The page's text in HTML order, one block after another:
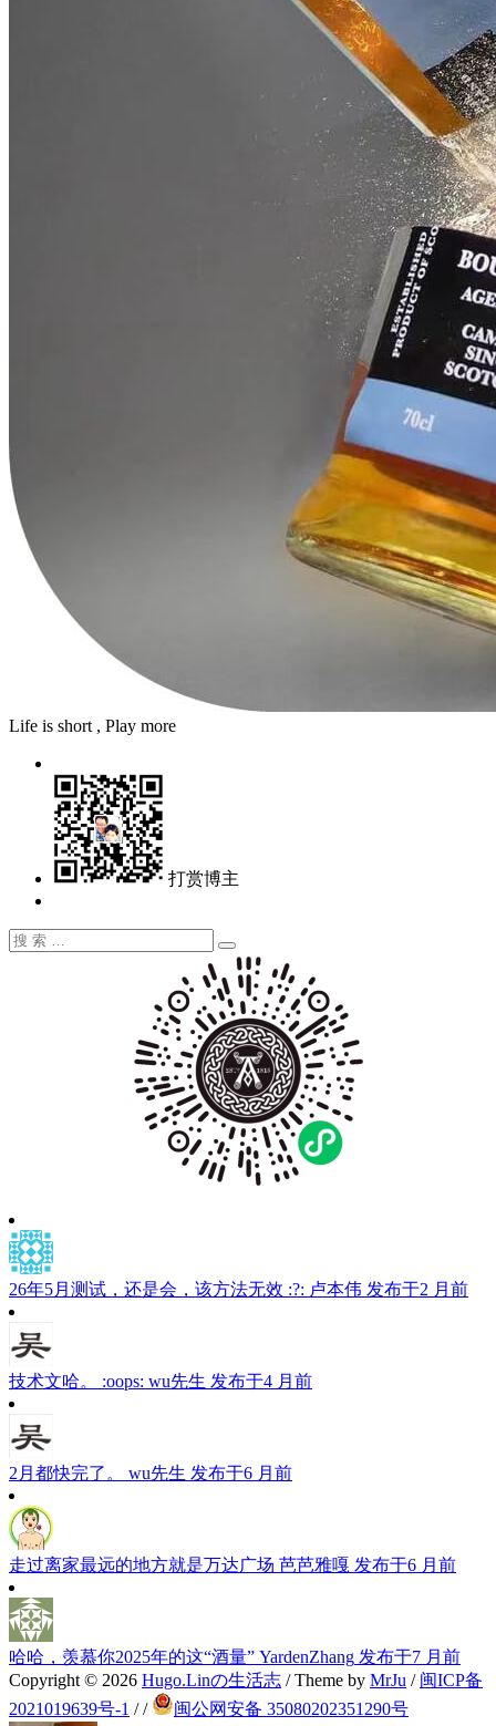
Life is short , Play more
打赏博主
搜
搜
索
26年5月测试，还是会，该方法无效 :?: 卢本伟 发布于2 月前
技术文哈。 :oops: wu先生 发布于4 月前
2月都快完了。 wu先生 发布于6 月前
走过离家最远的地方就是万达广场 芭芭雅嘎 发布于6 月前
哈哈，羡慕你2025年的这“酒量” YardenZhang 发布于7 月前
Copyright © 2026 Hugo.Linの生活志 / Theme by MrJu / 闽ICP备
2021019639号-1 // 闽公网安备 35080202351290号